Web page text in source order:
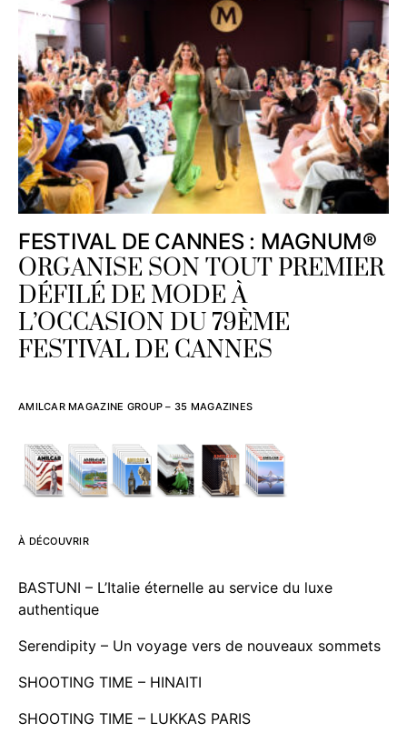
FESTIVAL DE CANNES : MAGNUM®
ORGANISE SON TOUT PREMIER
DÉFILÉ DE MODE À
L’OCCASION DU 79ÈME
FESTIVAL DE CANNES
AMILCAR MAGAZINE GROUP – 35 MAGAZINES
À DÉCOUVRIR
BASTUNI – L’Italie éternelle au service du luxe
authentique
Serendipity – Un voyage vers de nouveaux sommets
SHOOTING TIME – HINAITI
SHOOTING TIME – LUKKAS PARIS